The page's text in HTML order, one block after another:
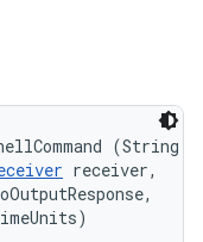
(String
receiver,